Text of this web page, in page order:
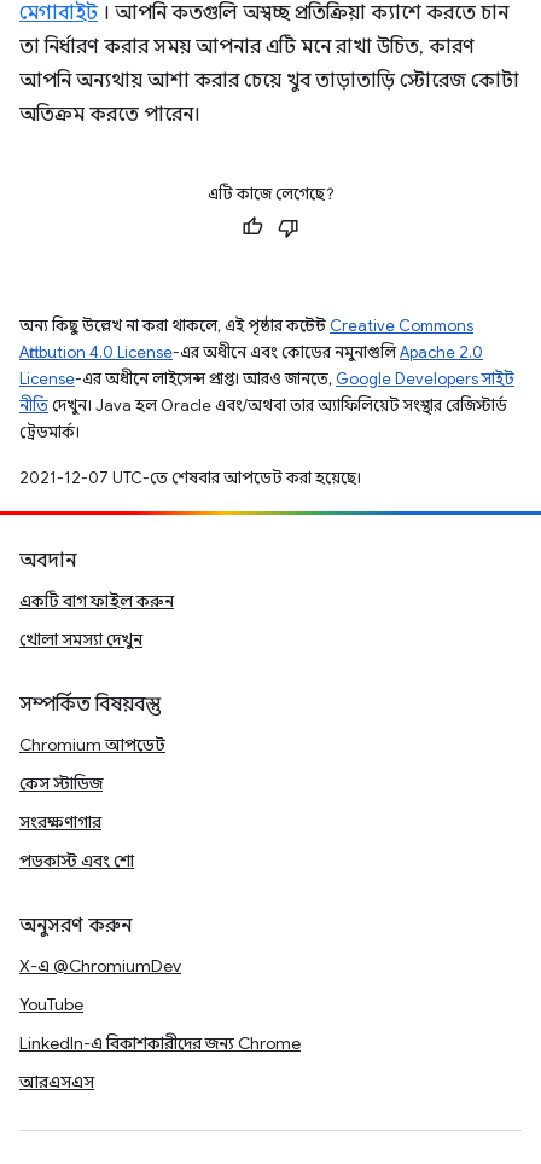
মেগাবাইট। আপনি কতগুলি অস্বচ্ছ প্রতিক্রিয়া ক্যাশে করতে চান
তা নির্ধারণ করার সময় আপনার এটি মনে রাখা উচিত, কারণ
আপনি অন্যথায় আশা করার চেয়ে খুব তাড়াতাড়ি স্টোরেজ কোটা
অতিক্রম করতে পারেন।
এটি কাজে লেগেছে?
অন্য কিছু উল্লেখ না করা থাকলে, এই পৃষ্ঠার কন্টেন্ট Creative Commons
Attribution 4.0 License-এর অধীনে এবং কোডের নমুনাগুলিApache 2.0
License-এর অধীনে লাইসেন্স প্রাপ্ত। আরও জানতে, Google Developers সাইট
নীতিদেখুন। Java হল Oracle এবং/অথবা তার অ্যাফিলিয়েট সংস্থার রেজিস্টার্ড
ট্রেডমার্ক।
2021-12-07 UTC-তে শেষবার আপডেট করা হয়েছে।
অবদান
একটি বাগ ফাইল করুন
খোলা সমস্যা দেখুন
সম্পর্কিত বিষয়বস্তু
Chromium আপডেট
কেস স্টাডিজ
সংরক্ষণাগার
পডকাস্ট এবং শো
অনুসরণ করুন
X-এ @ChromiumDev
YouTube
LinkedIn-এ বিকাশকারীদের জন্য Chrome
আরএসএস